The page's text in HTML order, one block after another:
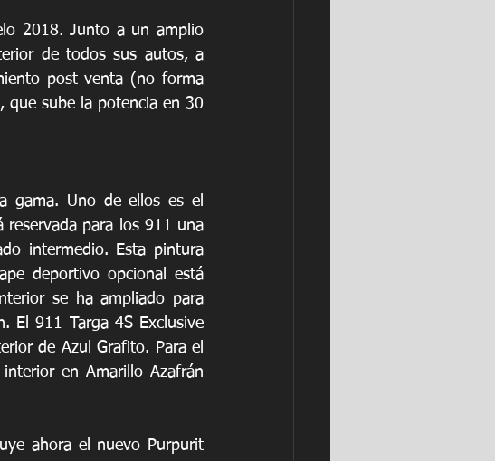
2018. Junto a un amplio
de todos sus autos, a
post venta (no forma
que sube la potencia en 30
gama. Uno de ellos es el
para los 911 una
intermedio. Esta pintura
deportivo opcional está
se ha ampliado para
El 911 Targa 4S Exclusive
de Azul Grafito. Para el
en Amarillo Azafrán
ahora el nuevo Purpurit